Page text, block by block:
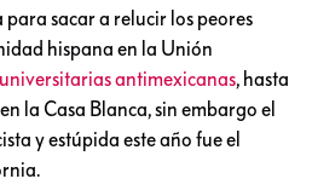
sacar a relucir los peores
hispana en la Unión
antimexicanas, hasta
en la Casa Blanca, sin embargo el
y estúpida este año fue el